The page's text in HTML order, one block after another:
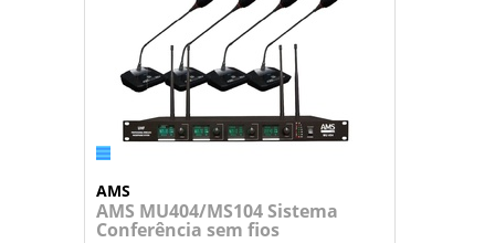
AMS
AMS MU404/MS104 Sistema
Conferência sem fios